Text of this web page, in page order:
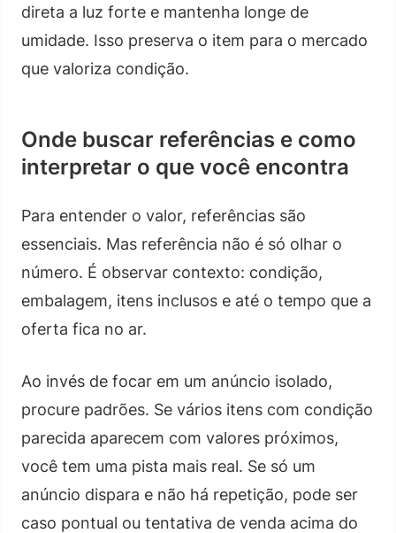
direta a luz forte e mantenha longe de
umidade. Isso preserva o item para o mercado
que valoriza condição.
Onde buscar referências e como
interpretar o que você encontra
Para entender o valor, referências são
essenciais. Mas referência não é só olhar o
número. É observar contexto: condição,
embalagem, itens inclusos e até o tempo que a
oferta fica no ar.
Ao invés de focar em um anúncio isolado,
procure padrões. Se vários itens com condição
parecida aparecem com valores próximos,
você tem uma pista mais real. Se só um
anúncio dispara e não há repetição, pode ser
caso pontual ou tentativa de venda acima do